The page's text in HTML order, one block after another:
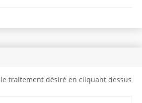
traitement désiré en cliquant dessus